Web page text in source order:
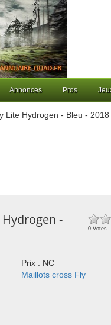
Annonces Pros
Lite Hydrogen - Bleu - 2018
-
0 Votes
Prix : NC
Maillots cross Fly